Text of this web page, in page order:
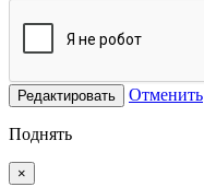
Редактировать Отменить
Поднять
×